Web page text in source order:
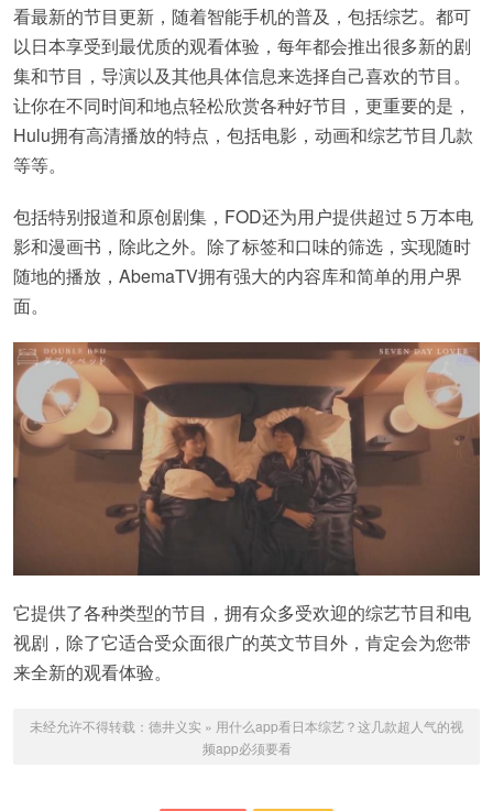
看最新的节目更新，随着智能手机的普及，包括综艺。都可
以日本享受到最优质的观看体验，每年都会推出很多新的剧
集和节目，导演以及其他具体信息来选择自己喜欢的节目。
让你在不同时间和地点轻松欣赏各种好节目，更重要的是，
Hulu拥有高清播放的特点，包括电影，动画和综艺节目几款
等等。
包括特别报道和原创剧集，FOD还为用户提供超过５万本电
影和漫画书，除此之外。除了标签和口味的筛选，实现随时
随地的播放，AbemaTV拥有强大的内容库和简单的用户界
面。
它提供了各种类型的节目，拥有众多受欢迎的综艺节目和电
视剧，除了它适合受众面很广的英文节目外，肯定会为您带
来全新的观看体验。
未经允许不得转载： 德井义实 » 用什么app看日本综艺？这几款超人气的视
频app必须要看